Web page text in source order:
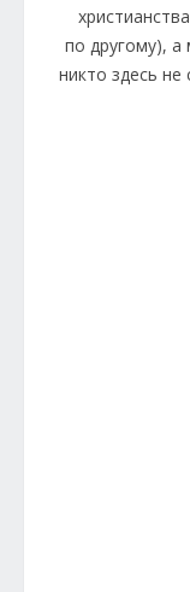
по другому),
никто здесь